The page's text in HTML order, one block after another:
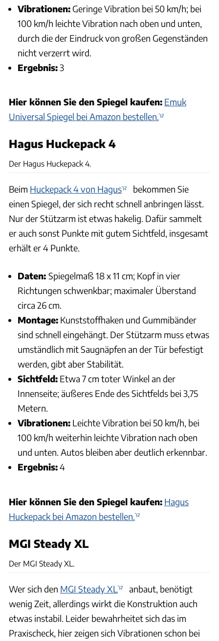
Vibrationen: Geringe Vibration bei 50 km/h; bei
100 km/h leichte Vibration nach oben und unten,
durch die der Eindruck von großen Gegenständen
nicht verzerrt wird.
Ergebnis:3
Hier können Sie den Spiegel kaufen: Emuk
Universal Spiegel bei Amazon bestellen.
Hagus Huckepack 4
Der Hagus Huckepack 4.
Beim Huckepack 4 von Hagus
bekommen Sie
einen Spiegel, der sich recht schnell anbringen lässt.
Nur der Stützarm ist etwas hakelig. Dafür sammelt
er auch sonst Punkte mit gutem Sichtfeld, insgesamt
erhält er 4 Punkte.
Daten: Spiegelmaß 18 x 11 cm; Kopf in vier
Richtungen schwenkbar; maximaler Überstand
circa 26 cm.
Montage: Kunststoffhaken und Gummibänder
sind schnell eingehängt. Der Stützarm muss etwas
umständlich mit Saugnäpfen an der Tür befestigt
werden, gibt aber Stabilität.
Sichtfeld: Etwa 7 cm toter Winkel an der
Innenseite; äußeres Ende des Sichtfelds bei 3,75
Metern.
Vibrationen: Leichte Vibration bei 50 km/h, bei
100 km/h weiterhin leichte Vibration nach oben
und unten. Autos bleiben aber deutlich erkennbar.
Ergebnis:4
Hier können Sie den Spiegel kaufen: Hagus
Huckepack bei Amazon bestellen.
MGI Steady XL
Der MGI Steady XL.
Wer sich den MGI Steady XL
anbaut, benötigt
wenig Zeit, allerdings wirkt die Konstruktion auch
etwas instabil. Leider bewahrheitet sich das im
Praxischeck, hier zeigen sich Vibrationen schon bei